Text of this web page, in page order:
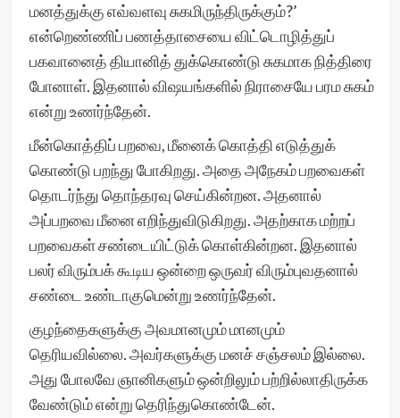
மனத்துக்கு எவ்வளவு சுகமிருந்திருக்கும்?’
என்றெண்ணிப் பணத்தாசையை விட்டொழித்துப்
பகவானைத் தியானித் துக்கொண்டு சுகமாக நித்திரை
போனாள். இதனால் விஷயங்களில் நிராசையே பரம சுகம்
என்று உணர்ந்தேன்.
மீன்கொத்திப் பறவை, மீனைக் கொத்தி எடுத்துக்
கொண்டு பறந்து போகிறது. அதை அநேகம் பறவைகள்
தொடர்ந்து தொந்தரவு செய்கின்றன. அதனால்
அப்பறவை மீனை எறிந்துவிடுகிறது. அதற்காக மற்றப்
பறவைகள் சண்டையிட்டுக் கொள்கின்றன. இதனால்
பலர் விரும்பக் கூடிய ஒன்றை ஒருவர் விரும்புவதனால்
சண்டை உண்டாகுமென்று உணர்ந்தேன்.
குழந்தைகளுக்கு அவமானமும் மானமும்
தெரியவில்லை. அவர்களுக்கு மனச் சஞ்சலம் இல்லை.
அது போலவே ஞானிகளும் ஒன்றிலும் பற்றில்லாதிருக்க
வேண்டும் என்று தெரிந்துகொண்டேன்.